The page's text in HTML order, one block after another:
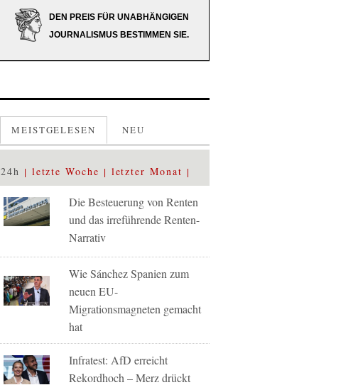
DEN PREIS FÜR UNABHÄNGIGEN
JOURNALISMUS BESTIMMEN SIE.
MEISTGELESEN NEU
24h letzte Woche letzter Monat
Die Besteuerung von Renten
und das irreführende Renten-
Narrativ
Wie Sánchez Spanien zum
neuen EU-
Migrationsmagneten gemacht
hat
Infratest: AfD erreicht
Rekordhoch – Merz drückt